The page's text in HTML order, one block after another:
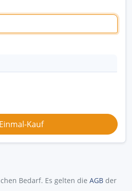
Bedarf. Es gelten die AGB der